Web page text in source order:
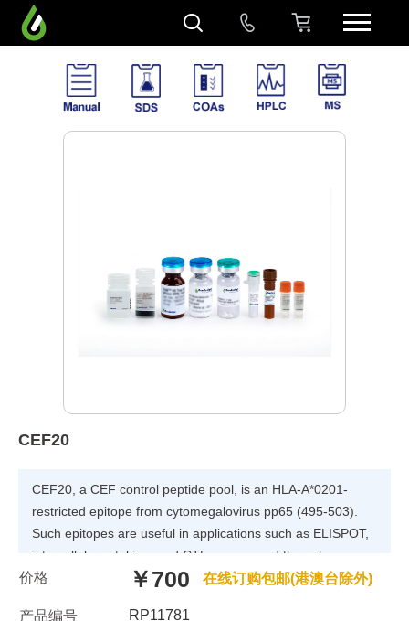
CEF20
CEF20, a CEF control peptide pool, is an HLA-A*0201-
restricted epitope from cytomegalovirus pp65 (495-503).
Such epitopes are useful in applications such as ELISPOT,
intracellular cytokine, and CTL assays, and they also
provide as net weight based on peptide content.
价格 ￥700 在线订购包邮(港澳台除外)
产品编号 RP11781